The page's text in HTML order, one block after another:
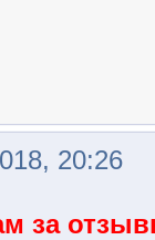
20:26
за